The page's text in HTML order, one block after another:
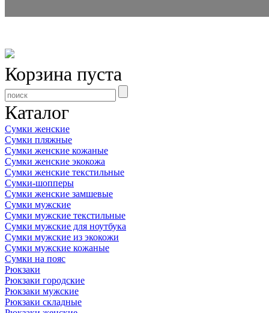
Корзина пуста
Каталог
Сумки женские
Сумки пляжные
Сумки женские кожаные
Сумки женские экокожа
Сумки женские текстильные
Сумки-шопперы
Сумки женские замшевые
Сумки мужские
Сумки мужские текстильные
Сумки мужские для ноутбука
Сумки мужские из экокожи
Сумки мужские кожаные
Сумки на пояс
Рюкзаки
Рюкзаки городские
Рюкзаки мужские
Рюкзаки складные